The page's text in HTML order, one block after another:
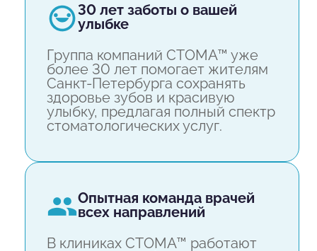
30 лет заботы о вашей
улыбке
Группа компаний СТОМА™ уже
более 30 лет помогает жителям
Санкт-Петербурга сохранять
здоровье зубов и красивую
улыбку, предлагая полный спектр
стоматологических услуг.
опытная команда врачей
всех направлений
В клиниках СТОМА™ работают